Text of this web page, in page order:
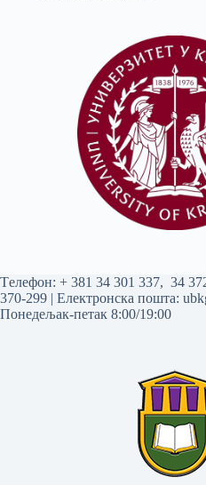
Tелефон: + 381 34 301 337, 34
370-299 | Електронска пошта:
Понедељак-петак 8:00/19:00